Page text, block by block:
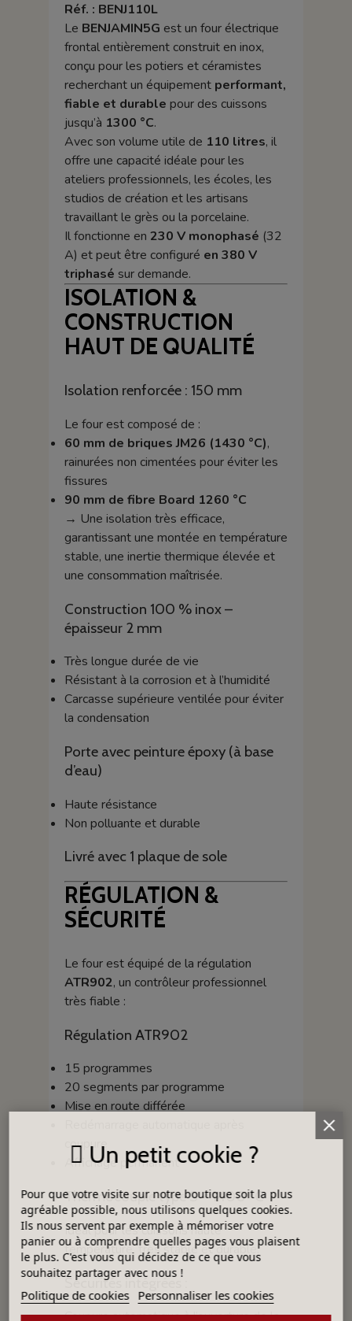
Réf. : BENJ110L
Le BENJAMIN5G est un four électrique
frontal entièrement construit en inox,
conçu pour les potiers et céramistes
recherchant un équipement performant,
fiable et durable pour des cuissons
jusqu’à 1300 °C.
Avec son volume utile de 110 litres, il
offre une capacité idéale pour les
ateliers professionnels, les écoles, les
studios de création et les artisans
travaillant le grès ou la porcelaine.
Il fonctionne en 230 V monophasé (32
A) et peut être configuré en 380 V
triphasé sur demande.
ISOLATION &
CONSTRUCTION
HAUT DE QUALITÉ
Isolation renforcée : 150 mm
Le four est composé de :
60 mm de briques JM26 (1430 °C),
rainurées non cimentées pour éviter les
fissures
90 mm de fibre Board 1260 °C
→ Une isolation très efficace,
garantissant une montée en température
stable, une inertie thermique élevée et
une consommation maîtrisée.
Construction 100 % inox –
épaisseur 2 mm
Très longue durée de vie
Résistant à la corrosion et à l’humidité
Carcasse supérieure ventilée pour éviter
la condensation
Porte avec peinture époxy (à base
d’eau)
Haute résistance
Non polluante et durable
Livré avec 1 plaque de sole
RÉGULATION &
SÉCURITÉ
Le four est équipé de la régulation
ATR902, un contrôleur professionnel
très fiable :
Régulation ATR902
15 programmes
20 segments par programme
Mise en route différée
coupure
Affichage permanent
Thermocouple type S – 1400 °C
Idéal pour les cuissons haute
température, très stable et durable.
Sécurités intégrées :
Coupure automatique à l’ouverture de la
Un petit cookie ?
Pour que votre visite sur notre boutique soit la plus
agréable possible, nous utilisons quelques cookies.
Ils nous servent par exemple à mémoriser votre
panier ou à comprendre quelles pages vous plaisent
le plus. C'est vous qui décidez de ce que vous
souhaitez partager avec nous !
Politique de cookies Personnaliser les cookies